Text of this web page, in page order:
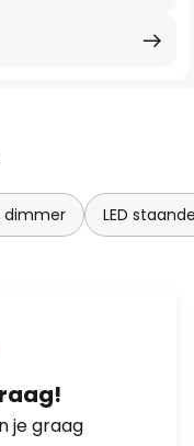
dimmer LED
je graag